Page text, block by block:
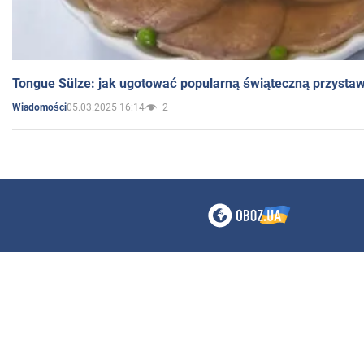
Tongue Sülze: jak ugotować popularną świąteczną
Wiadomości05.03.2025 16:14 2